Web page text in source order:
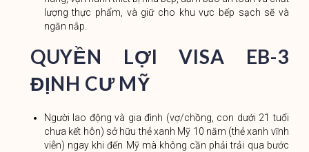
lượng thực phẩm, và giữ cho khu vực bếp sạch sẽ và
ngăn nắp.
QUYỀN LỢI VISA EB-3
ĐỊNH CƯ MỸ
Người lao động và gia đình (vợ/chồng, con dưới 21 tuổi
chưa kết hôn) sở hữu thẻ xanh Mỹ 10 năm (thẻ xanh vĩnh
viễn) ngay khi đến Mỹ mà không cần phải trải qua bước